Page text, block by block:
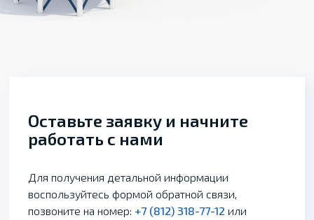
Оставьте заявку и начните
работать с нами
Для получения детальной информации
воспользуйтесь формой обратной связи,
позвоните на номер: +7 (812) 318-77-12 или